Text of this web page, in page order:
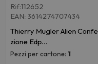
Rif:112652
EAN: 3614274707434
Thierry Mugler Alien Confe
zione Edp…
Pezzi per cartone: 1